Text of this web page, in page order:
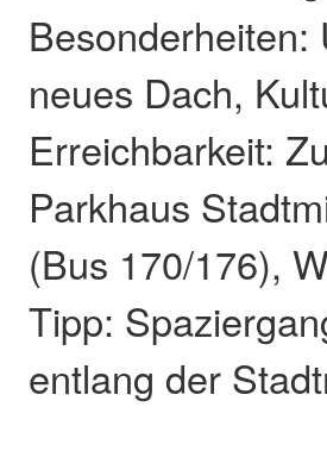
neues Dach,
Erreichbarkeit:
Parkhaus
(Bus 170/176),
Tipp:
entlang der